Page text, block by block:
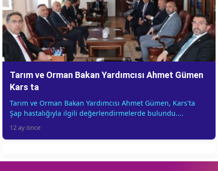
Tarım ve Orman Bakan Yardımcısı Ahmet Gümen
Kars ta
Tarım ve Orman Bakan Yardımcısı Ahmet Gümen, Kars'ta
Şap hastalığıyla ilgili değerlendirmelerde bulundu....
12 ay önce